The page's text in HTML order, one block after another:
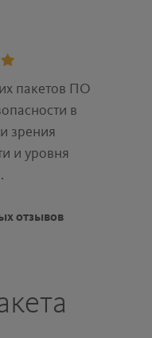
пакетов ПО
в
зрения
и уровня
отзывов